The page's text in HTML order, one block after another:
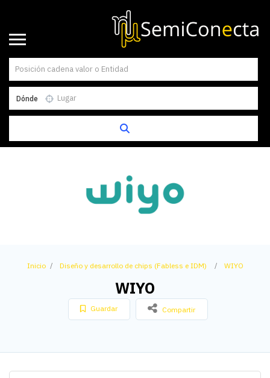
Dónde
Inicio Diseño y desarrollo de chips (Fabless e IDM) WIYO
WIYO
Guardar Compartir